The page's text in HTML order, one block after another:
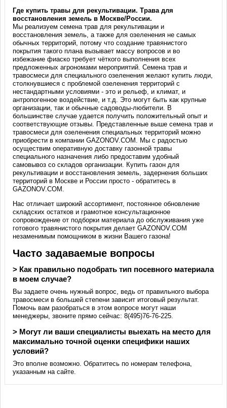
Где купить травы для рекультивации. Трава для
восстановления земель в Москве/России.
Мы реализуем семена трав для рекультивации и
восстановления земель, а также для озеленения не самых
обычных территорий, потому что создание травянистого
покрытия такого плана вызывает массу вопросов и во
избежание фиаско требует чёткого выполнения всех
предложенных агрономами мероприятий. Семена трав и
травосмеси для специального озеленения желают купить люди,
столкнувшиеся с проблемой озеленения территорий с
нестандартными условиями - это и рельеф, и климат, и
антропогенное воздействие, и т.д. Это могут быть как крупные
организации, так и обычные садоводы-любители. В
большинстве случае удается получить положительный опыт и
соответствующие отзывы. Представленные выше семена трав и
травосмеси для озеленения специальных территорий можно
приобрести в компании GAZONOV.COM. Мы с радостью
осуществим оперативную доставку газонной травы
специального назначения либо предоставим удобный
самовывоз со складов организации. Купить газон для
рекультивации и восстановления земель, задернения больших
территорий в Москве и России просто - обратитесь в
GAZONOV.COM.
Нас отличает широкий ассортимент, постоянное обновление
складских остатков и грамотное консультационное
сопровождение от подборки материала до обслуживания уже
готового травянистого покрытия делает GAZONOV.COM
незаменимым помощником в жизни Вашего газона!
Часто задаваемые вопросы
> Как правильно подобрать тип посевного материала
в моем случае?
Вы задаете очень нужный вопрос, ведь от правильного выбора
травосмеси в большей степени зависит итоговый результат.
Помочь вам разобраться в этом вопросе могут наши
менеджеры, звоните прямо сейчас: 8(495)76-76-225.
> Могут ли ваши специалисты выехать на место для
максимально точной оценки специфики наших
условий?
Это вполне возможно. Обратитесь по номерам телефона,
указанным на сайте.